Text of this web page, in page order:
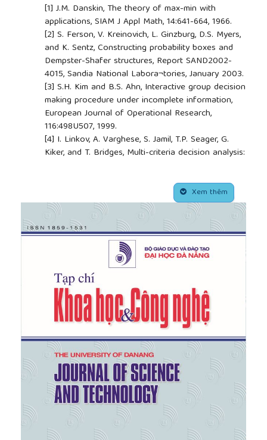
[1] J.M. Danskin, The theory of max-min with
applications, SIAM J Appl Math, 14:641-664, 1966.
[2] S. Ferson, V. Kreinovich, L. Ginzburg, D.S. Myers,
and K. Sentz, Constructing probability boxes and
Dempster-Shafer structures, Report SAND2002-
4015, Sandia National Labora¬tories, January 2003.
[3] S.H. Kim and B.S. Ahn, Interactive group decision
making procedure under incomplete information,
European Journal of Operational Research,
116:498U507, 1999.
[4] I. Linkov, A. Varghese, S. Jamil, T.P. Seager, G.
Kiker, and T. Bridges, Multi-criteria decision analysis:
contaminated sites, In I. Linkov and A. Ramadan,
editors, Comparative Risk Assessment and
Environmental Decision Making, pages 15-54.
Kluwer, 2004.
[5]R.D. Luce and H. Raiffa, Games and decisions,
Wiley, New York, 1957.
J. Mustajoki, R.P. Hamalainen, and M.R.K.
Lindstedt, Using intervals for global sensitivity and
worst-case analyses in multiattribute value trees,
European Journal of Operational Research,
174(1):278-292, 2006.
[7]E.W.T. Ngai, Selection of web sites for online
advertising using the AHP, Information and
Management, 40(4):233-242, 2003.
[8]G. Shafer, A Mathematical Theory of Evidence,
Princeton University Press, 1976.
[9]K.S. Park and S.H. Kim, Tools for interactive
multi-attribute decision making with in¬completely
identified information, European Journal of
Operational Research, 98:111U123, 1997.
Xem thêm